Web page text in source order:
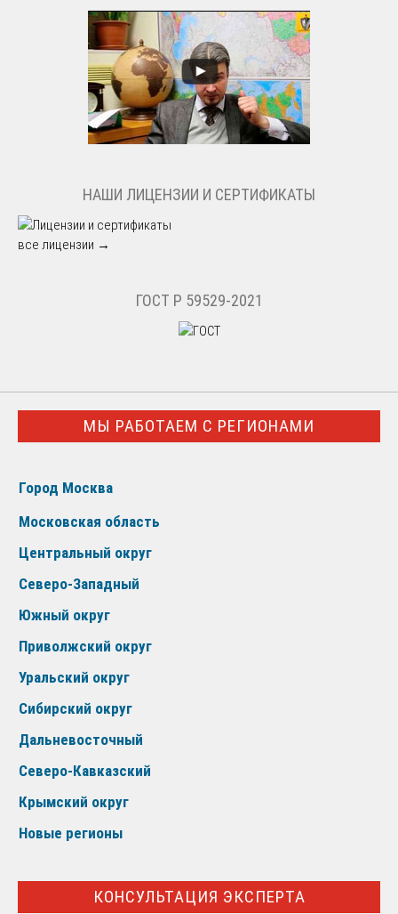
НАШИ ЛИЦЕНЗИИ И СЕРТИФИКАТЫ
все лицензии →
ГОСТ Р 59529-2021
МЫ РАБОТАЕМ С РЕГИОНАМИ
Город Москва
Московская область
Центральный округ
Северо-Западный
Южный округ
Приволжский округ
Уральский округ
Сибирский округ
Дальневосточный
Северо-Кавказский
Крымский округ
Новые регионы
КОНСУЛЬТАЦИЯ ЭКСПЕРТА